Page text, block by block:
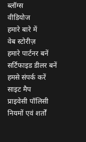
ब्लॉग्स
वीडियोज
हमारे बारे में
वेब स्टोरीज़
हमारे पार्टनर बनें
सर्टिफाइड डीलर बनें
हमसे संपर्क करें
साइट मैप
प्राइवेसी पॉलिसी
नियमों एवं शर्तों